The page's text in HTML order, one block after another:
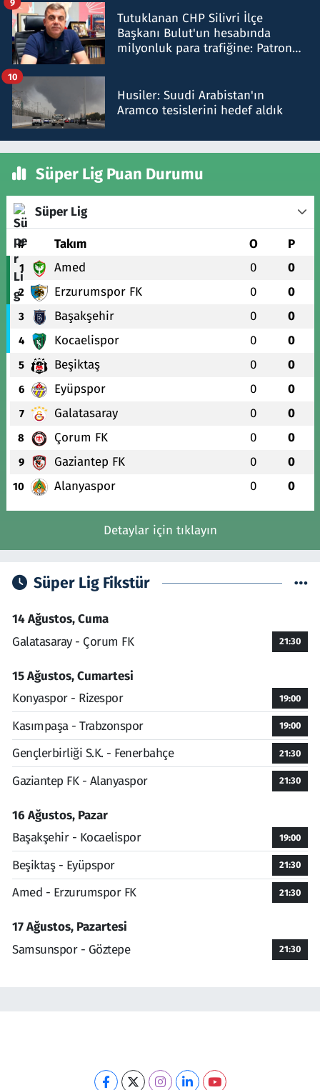
Tutuklanan CHP Silivri İlçe
Başkanı Bulut'un hesabında
milyonluk para trafiğine: Patron
Husiler: Suudi Arabistan'ın
Aramco tesislerini hedef aldık
10
Süper Lig Puan Durumu
Süper Lig
# Takım O P
1 Amed 0 0
2 Erzurumspor FK 0 0
3 Başakşehir 0 0
4 Kocaelispor 0 0
5 Beşiktaş 0 0
6 Eyüpspor 0 0
7 Galatasaray 0 0
8 Çorum FK 0 0
9 Gaziantep FK 0 0
10 Alanyaspor 0 0
Detaylar için tıklayın
Süper Lig Fikstür
14 Ağustos, Cuma
Galatasaray - Çorum FK
21:30
15 Ağustos, Cumartesi
Konyaspor - Rizespor
19:00
Kasımpaşa - Trabzonspor 19:00
Gençlerbirliği S.K. - Fenerbahçe 21:30
Gaziantep FK - Alanyaspor 21:30
16 Ağustos, Pazar
Başakşehir - Kocaelispor
19:00
Beşiktaş - Eyüpspor 21:30
Amed - Erzurumspor FK 21:30
17 Ağustos, Pazartesi
Samsunspor - Göztepe
21:30